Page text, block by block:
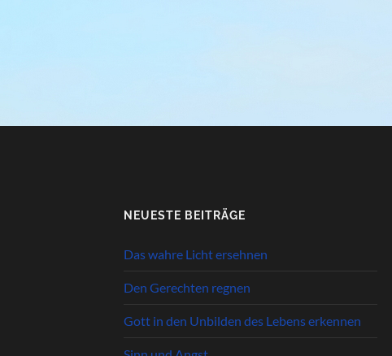
NEUESTE BEITRÄGE
Das wahre Licht ersehnen
Den Gerechten regnen
Gott in den Unbilden des Lebens erkennen